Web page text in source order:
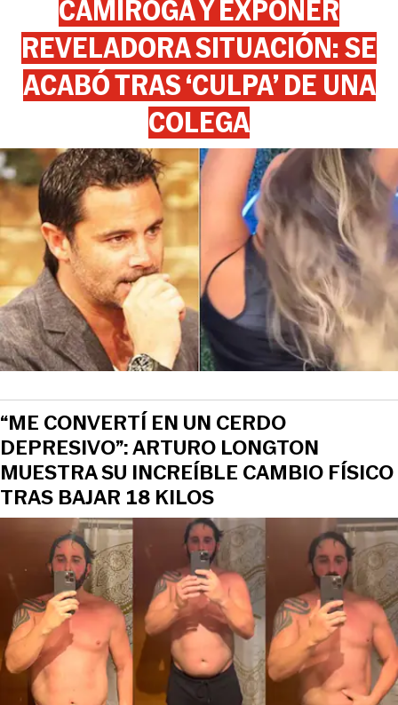
CAMIROGA Y EXPONER
REVELADORA SITUACIÓN: SE
ACABÓ TRAS ‘CULPA’ DE UNA
COLEGA
“ME CONVERTÍ EN UN CERDO
DEPRESIVO”: ARTURO LONGTON
MUESTRA SU INCREÍBLE CAMBIO FÍSICO
TRAS BAJAR 18 KILOS